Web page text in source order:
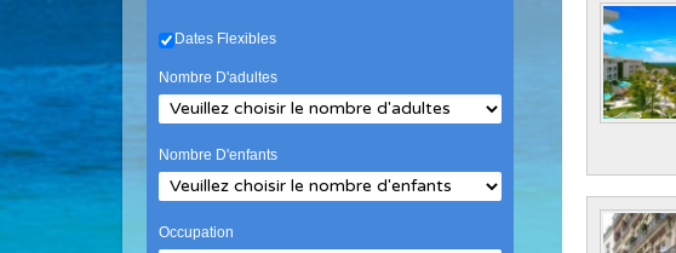
Dates Flexibles
Nombre D'adultes
Nombre D'enfants
Occupation